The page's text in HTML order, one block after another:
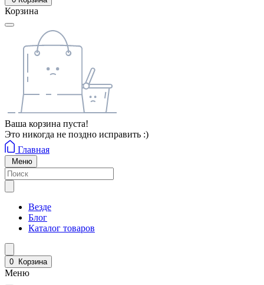
Корзина
Ваша корзина пуста!
Это никогда не поздно исправить :)
Главная
Меню
Везде
Блог
Каталог товаров
0 Корзина
Меню